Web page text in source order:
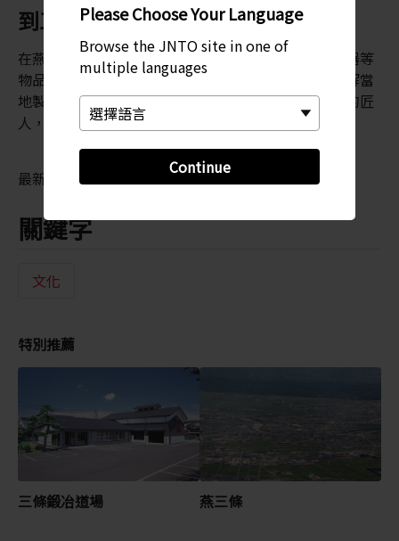
Please Choose Your Language
Browse the JNTO site in one of
multiple languages
Continue
到工廠一睹匠人的技藝
在燕三條地區，您可以親眼目睹一些工廠的菜刀和銅器等
物品的生產過程。透過高水準的製造技術，您可以瞭解當
地製造的金屬製品質量是何等的高。看著正在工作中的匠
人，您會禁不住試用燕三條的產品。
最新資訊可能有所不同，請查閱官方網站
關鍵字
文化
特別推薦
三條鍛冶道場 燕三條